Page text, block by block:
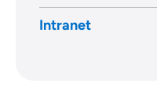
Intranet